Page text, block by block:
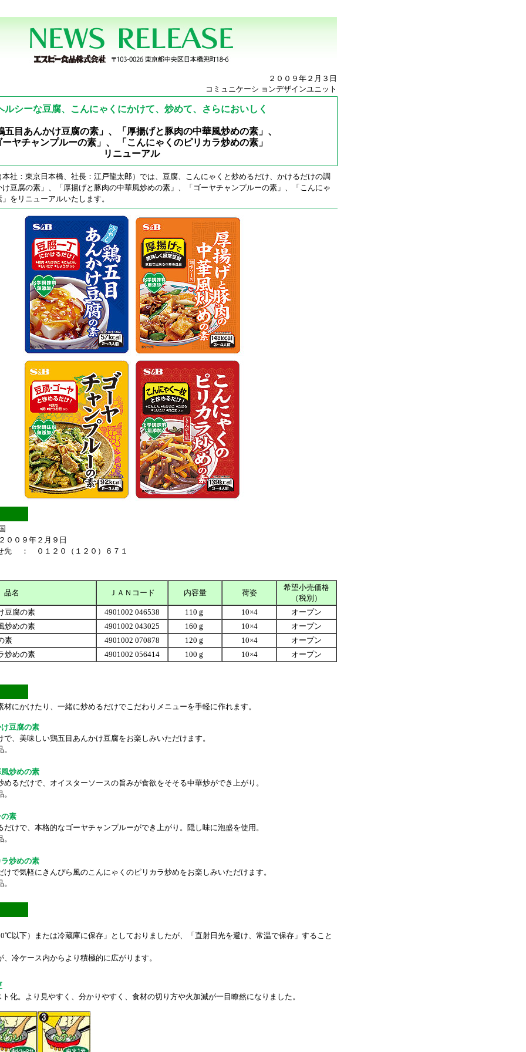
２００９年２月３日
コミュニケーシ ョンデザインユニット
ルシーな豆腐、こんにゃくにかけて、炒めて、さらにおいしく
五目あんかけ豆腐の素」、「厚揚げと豚肉の中華風炒めの素」、
ーヤチャンプルーの素」、 「こんにゃくのピリカラ炒めの素」
リニューアル
社：東京日本橋、社長：江戸龍太郎）では、豆腐、こんにゃくと炒めるだけ、かけるだけの調
豆腐の素」、「厚揚げと豚肉の中華風炒めの素」、「ゴーヤチャンプルーの素」、「こんにゃ
をリニューアルいたします。
００９年２月９日
先 ： ０１２０（１２０）６７１
品名 ＪＡＮコード 内容量 荷姿
希望小売価格
（税別）
豆腐の素
4901002 046538 110ｇ 10×4
オープン
炒めの素
4901002 043025 160ｇ 10×4
オープン
素
4901002 070878 120ｇ 10×4
オープン
炒めの素
4901002 056414 100ｇ 10×4 オープン
材にかけたり、一緒に炒めるだけでこだわりメニューを手軽に作れます。
豆腐の素
、美味しい鶏五目あんかけ豆腐をお楽しみいただけます。
炒めの素
めるだけで、オイスターソースの旨みが食欲をそそる中華炒ができ上がり。
素
だけで、本格的なゴーヤチャンプルーができ上がり。隠し味に泡盛を使用。
炒めの素
けで気軽にきんぴら風のこんにゃくのピリカラ炒めをお楽しみいただけます。
以下）または冷蔵庫に保存」としておりましたが、「直射日光を避け、常温で保存」すること
、冷ケース内からより積極的に広がります。
化。より見やすく、分かりやすく、食材の切り方や火加減が一目瞭然になりました。